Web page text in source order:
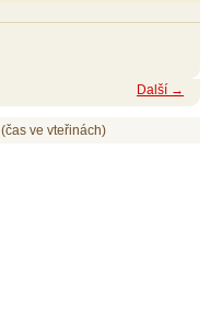
Další →
(čas ve vteřinách)